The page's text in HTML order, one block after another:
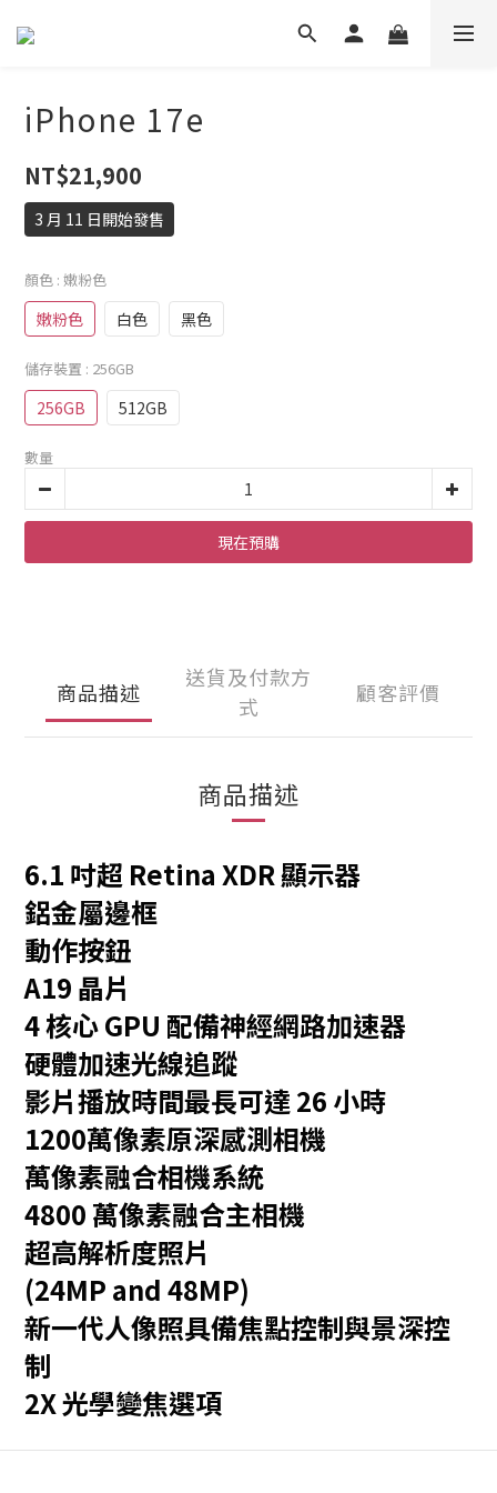
iPhone 17e
NT$21,900
3 月 11 日開始發售
顏色 : 嫩粉色
嫩粉色 白色 黑色
儲存裝置 : 256GB
256GB 512GB
數量
現在預購
商品描述
送貨及付款方
式
顧客評價
商品描述
6.1 吋超 Retina XDR 顯示器
鋁金屬邊框
動作按鈕
A19 晶片
4 核心 GPU 配備神經網路加速器
硬體加速光線追蹤
影片播放時間最長可達 26 小時
註
腳
註
腳
1200萬像素原深感測相機
萬像素融合相機系統
4800 萬像素融合主相機
超高解析度照片
(24MP and 48MP)
新一代人像照具備焦點控制與景深控
制
2X 光學變焦選項